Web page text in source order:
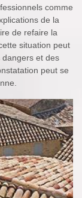
comme
de la
de refaire la
situation peut
et des
peut se